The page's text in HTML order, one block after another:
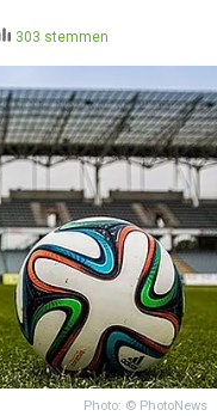
303 stemmen
Photo: © PhotoNews